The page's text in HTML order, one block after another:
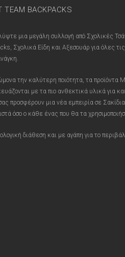
TEAM BACKPACKS
μια μεγάλη συλλογή από Σχολικές
Σχολικά Είδη και Αξεσουάρ για όλες
την καλύτερη ποιότητα, τα προϊόντα
με τα πιο ανθεκτικά υλικά για
προσφέρουν μια νέα εμπειρία σε
όσο ο κάθε ένας που θα τα
διάθεση και με αγάπη για το